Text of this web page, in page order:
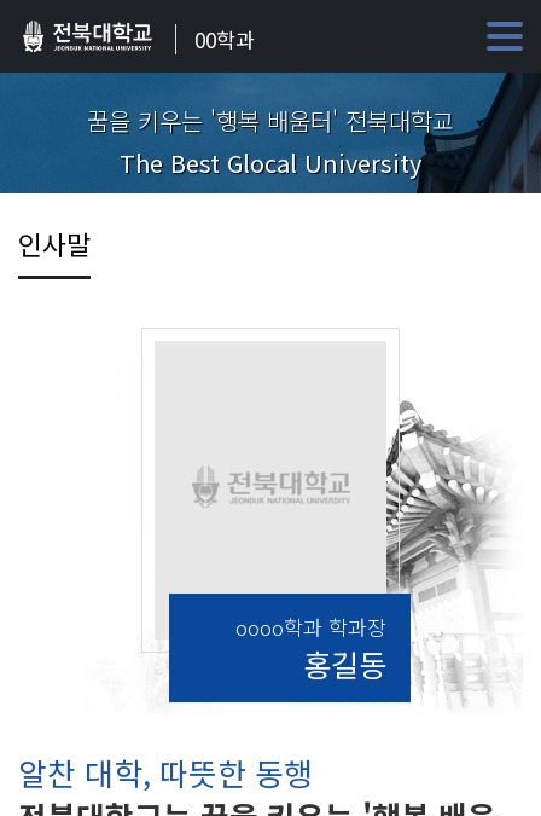
00학과
꿈을 키우는 '행복 배움터' 전북대학교
The Best Glocal University
인사말
oooo학과 학과장
홍길동
알찬 대학, 따뜻한 동행